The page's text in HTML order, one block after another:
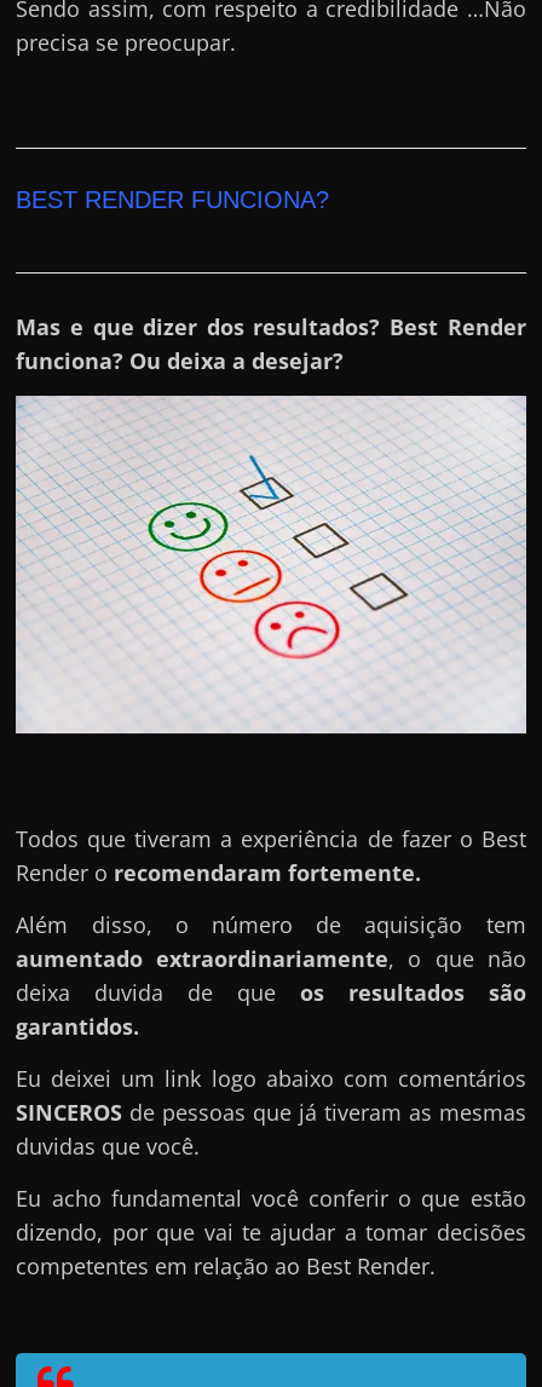
Sendo assim, com respeito a credibilidade …Não
precisa se preocupar.
BEST RENDER FUNCIONA?
Mas e que dizer dos resultados? Best Render
funciona? Ou deixa a desejar?
Todos que tiveram a experiência de fazer o Best
Render o recomendaram fortemente.
Além disso, o número de aquisição tem
aumentado extraordinariamente, o que não
deixa duvida de que os resultados são
garantidos.
Eu deixei um link logo abaixo com comentários
SINCEROS de pessoas que já tiveram as mesmas
duvidas que você.
Eu acho fundamental você conferir o que estão
dizendo, por que vai te ajudar a tomar decisões
competentes em relação ao Best Render.